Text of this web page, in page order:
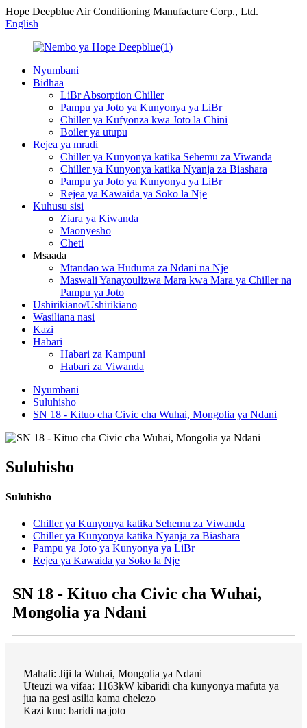
Hope Deepblue Air Conditioning Manufacture Corp., Ltd.
English
Nyumbani
Bidhaa
LiBr Absorption Chiller
Pampu ya Joto ya Kunyonya ya LiBr
Chiller ya Kufyonza kwa Joto la Chini
Boiler ya utupu
Rejea ya mradi
Chiller ya Kunyonya katika Sehemu za Viwanda
Chiller ya Kunyonya katika Nyanja za Biashara
Pampu ya Joto ya Kunyonya ya LiBr
Rejea ya Kawaida ya Soko la Nje
Kuhusu sisi
Ziara ya Kiwanda
Maonyesho
Cheti
Msaada
Mtandao wa Huduma za Ndani na Nje
Maswali Yanayoulizwa Mara kwa Mara ya Chiller na
Pampu ya Joto
Ushirikiano/Ushirikiano
Wasiliana nasi
Kazi
Habari
Habari za Kampuni
Habari za Viwanda
Nyumbani
Suluhisho
SN 18 - Kituo cha Civic cha Wuhai, Mongolia ya Ndani
Suluhisho
Suluhisho
Chiller ya Kunyonya katika Sehemu za Viwanda
Chiller ya Kunyonya katika Nyanja za Biashara
Pampu ya Joto ya Kunyonya ya LiBr
Rejea ya Kawaida ya Soko la Nje
SN 18 - Kituo cha Civic cha Wuhai,
Mongolia ya Ndani
Mahali: Jiji la Wuhai, Mongolia ya Ndani
Uteuzi wa vifaa: 1163kW kibaridi cha kunyonya mafuta ya
jua na gesi asilia kama chelezo
Kazi kuu: baridi na joto